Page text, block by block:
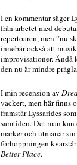
I en kommentar säger
från arbetet med
repertoaren, men ”nu
innebär också att
improvisationer. Ändå
den nu är mindre
I min recension av
vackert, men här finns
framstår Lyssarides
samtiden. Det man
marker och utmanar
förhoppningen
Better Place.